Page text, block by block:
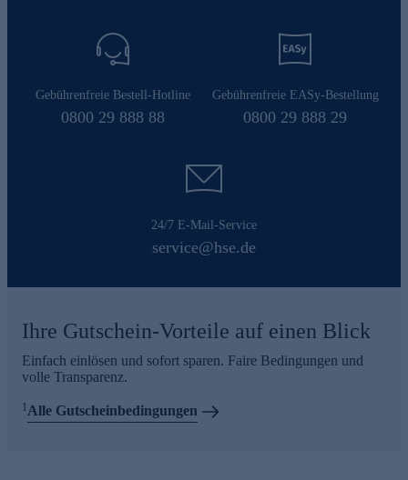
Gebührenfreie Bestell-Hotline
0800 29 888 88
Gebührenfreie EASy-Bestellung
0800 29 888 29
24/7 E-Mail-Service
service@hse.de
Ihre Gutschein-Vorteile auf einen Blick
Einfach einlösen und sofort sparen. Faire Bedingungen und
volle Transparenz.
1Alle Gutscheinbedingungen